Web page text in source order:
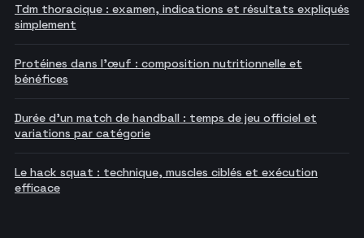
Tdm thoracique : examen, indications et résultats expliqués
simplement
Protéines dans l'œuf : composition nutritionnelle et
bénéfices
Durée d'un match de handball : temps de jeu officiel et
variations par catégorie
Le hack squat : technique, muscles ciblés et exécution
efficace